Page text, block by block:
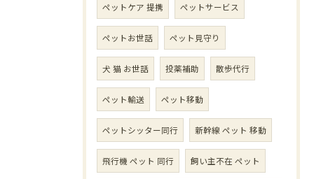
ペットケア 提携 ペットサービス
ペットお世話 ペット見守り
犬 猫 お世話 投薬補助 散歩代行
ペット輸送 ペット移動
ペットシッター同行 新幹線 ペット 移動
飛行機 ペット 同行 飼い主不在 ペット